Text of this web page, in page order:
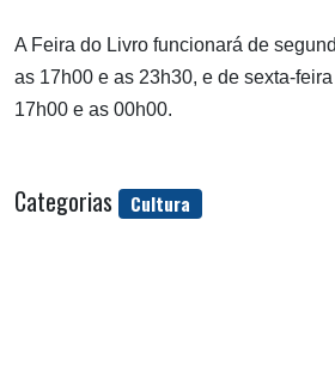
A Feira do Livro funcionará de
as 17h00 e as 23h30, e de sexta-
17h00 e as 00h00.
Categorias Cultura